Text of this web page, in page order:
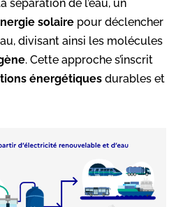
séparation de l’eau, un
solaire pour déclencher
divisant ainsi les molécules
. Cette approche s’inscrit
énergétiques durables et